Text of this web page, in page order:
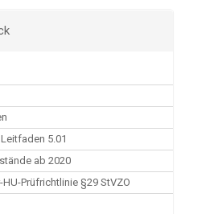
5.01
ab 2020
Prüfrichtlinie §29 StVZO